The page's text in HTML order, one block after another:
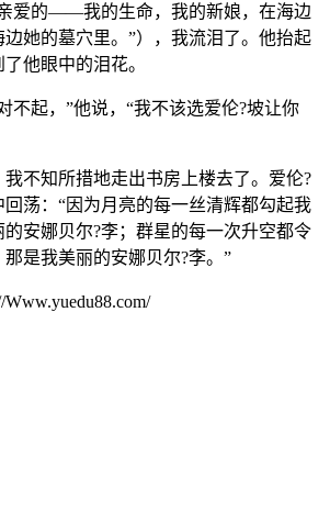
爱的——我的生命，我的新娘，在海边
她的墓穴里。”），我流泪了。他抬起
他眼中的泪花。
不起，”他说，“我不该选爱伦?坡让你
不知所措地走出书房上楼去了。爱伦?
荡：“因为月亮的每一丝清辉都勾起我
安娜贝尔?李；群星的每一次升空都令
是我美丽的安娜贝尔?李。”
Www.yuedu88.com/